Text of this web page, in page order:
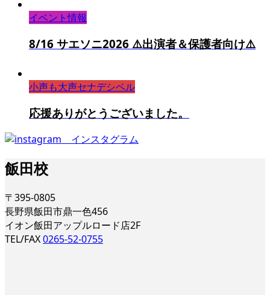
イベント情報
8/16 サエソニ2026 ⚠️出演者＆保護者向け⚠️
小声も大声セナデシベル
応援ありがとうございました。
飯田校
〒395-0805
長野県飯田市鼎一色456
イオン飯田アップルロード店2F
TEL/FAX0265-52-0755